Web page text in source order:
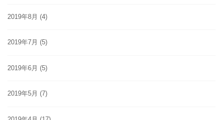
2019年8月 (4)
2019年7月 (5)
2019年6月 (5)
2019年5月 (7)